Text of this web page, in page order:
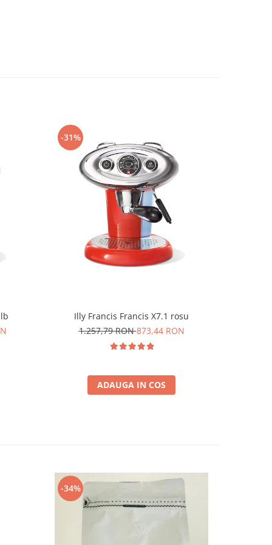
-31%
Illy Francis Francis X7.1 rosu
1.257,79 RON873,44 RON
ADAUGA IN COS
-34%